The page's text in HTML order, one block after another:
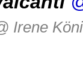
Irene